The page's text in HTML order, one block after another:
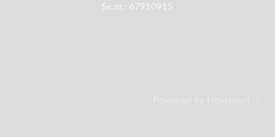
Se.nr.: 67910915